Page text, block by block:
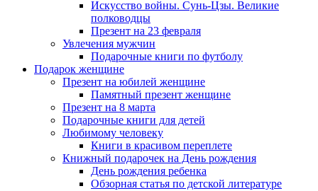
Искусство войны. Сунь-Цзы. Великие
полководцы
Презент на 23 февраля
Увлечения мужчин
Подарочные книги по футболу
Подарок женщине
Презент на юбилей женщине
Памятный презент женщине
Презент на 8 марта
Подарочные книги для детей
Любимому человеку
Книги в красивом переплете
Книжный подарочек на День рождения
День рождения ребенка
Обзорная статья по детской литературе